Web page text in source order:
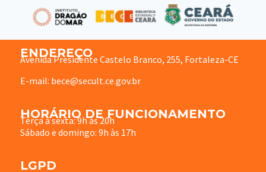
ENDEREÇO
Avenida Presidente Castelo Branco, 255, Fortaleza-CE
E-mail: bece@secult.ce.gov.br
HORÁRIO DE FUNCIONAMENTO
Terça à sexta: 9h às 20h
Sábado e domingo: 9h às 17h
LGPD